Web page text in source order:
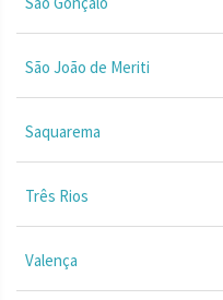
São João de Meriti
Saquarema
Três Rios
Valença